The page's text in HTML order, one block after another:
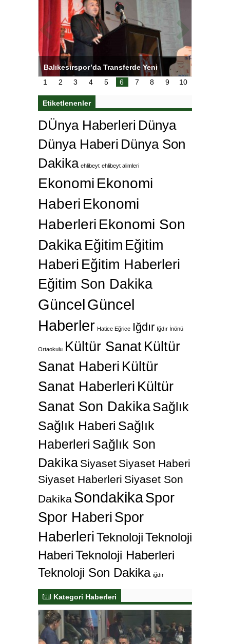
Balıkesirspor’da Transferde Yeni
Yaklaşım
1
2 3 4 5 6 7 8 9 10
Etiketlenenler
DÜnya Haberleri Dünya
Dünya Haberi Dünya Son
Dakika ehlibeyt ehlibeyt alimleri
Ekonomi Ekonomi
Haberi Ekonomi
Haberleri Ekonomi Son
Dakika Eğitim Eğitim
Haberi Eğitim Haberleri
Eğitim Son Dakika
GüncelGüncel
Haberler Hatice Eğrice Iğdır Iğdır İnönü
Ortaokulu Kültür SanatKültür
Sanat Haberi Kültür
Sanat Haberleri Kültür
Sanat Son DakikaSağlık
Sağlık Haberi Sağlık
Haberleri Sağlık Son
Dakika Siyaset Siyaset Haberi
Siyaset Haberleri Siyaset Son
Dakika SondakikaSpor
Spor Haberi Spor
HaberleriTeknolojiTeknoloji
HaberiTeknoloji Haberleri
Teknoloji Son Dakika ığdır
Kategori Haberleri